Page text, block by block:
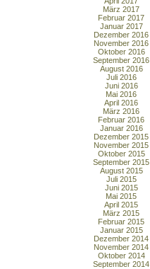
März 2017
Februar 2017
Januar 2017
Dezember 2016
November 2016
Oktober 2016
September 2016
August 2016
Juli 2016
Juni 2016
Mai 2016
April 2016
März 2016
Februar 2016
Januar 2016
Dezember 2015
November 2015
Oktober 2015
September 2015
August 2015
Juli 2015
Juni 2015
Mai 2015
April 2015
März 2015
Februar 2015
Januar 2015
Dezember 2014
November 2014
Oktober 2014
September 2014